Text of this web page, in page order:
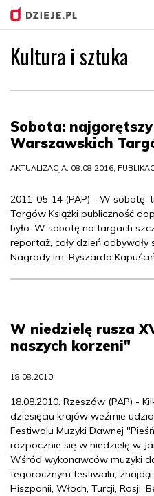
Kultura i sztuka
Sobota:
Warszawskich
AKTUALIZACJA: 08.08.2016,
2011-05-14 (PAP) - W sobotę,
Targów Książki publiczność
było. W sobotę na targach
reportaż, cały dzień
Nagrody im. Ryszarda
W niedzielę rusza
naszych korzeni"
18.08.2010
18.08.2010. Rzeszów (PAP) -
dziesięciu krajów weźmie
Festiwalu Muzyki Dawnej
rozpocznie się w niedzielę w
Wśród wykonawców muzyki
tegorocznym festiwalu, znajdą
Hiszpanii, Włoch, Turcji, Rosji,